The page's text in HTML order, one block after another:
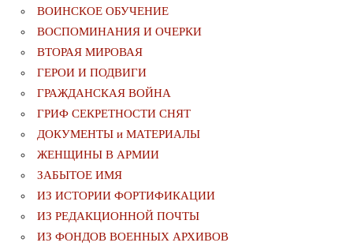
ВОИНСКОЕ ОБУЧЕНИЕ
ВОСПОМИНАНИЯ И ОЧЕРКИ
ВТОРАЯ МИРОВАЯ
ГЕРОИ И ПОДВИГИ
ГРАЖДАНСКАЯ ВОЙНА
ГРИФ СЕКРЕТНОСТИ СНЯТ
ДОКУМЕНТЫ и МАТЕРИАЛЫ
ЖЕНЩИНЫ В АРМИИ
ЗАБЫТОЕ ИМЯ
ИЗ ИСТОРИИ ФОРТИФИКАЦИИ
ИЗ РЕДАКЦИОННОЙ ПОЧТЫ
ИЗ ФОНДОВ ВОЕННЫХ АРХИВОВ